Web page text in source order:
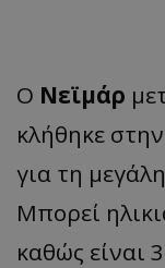
Ο Νεϊμάρ
κλήθηκε
για τη
Μπορεί
καθώς είναι